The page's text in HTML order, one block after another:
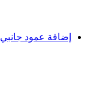
إضافة عمود جانبي